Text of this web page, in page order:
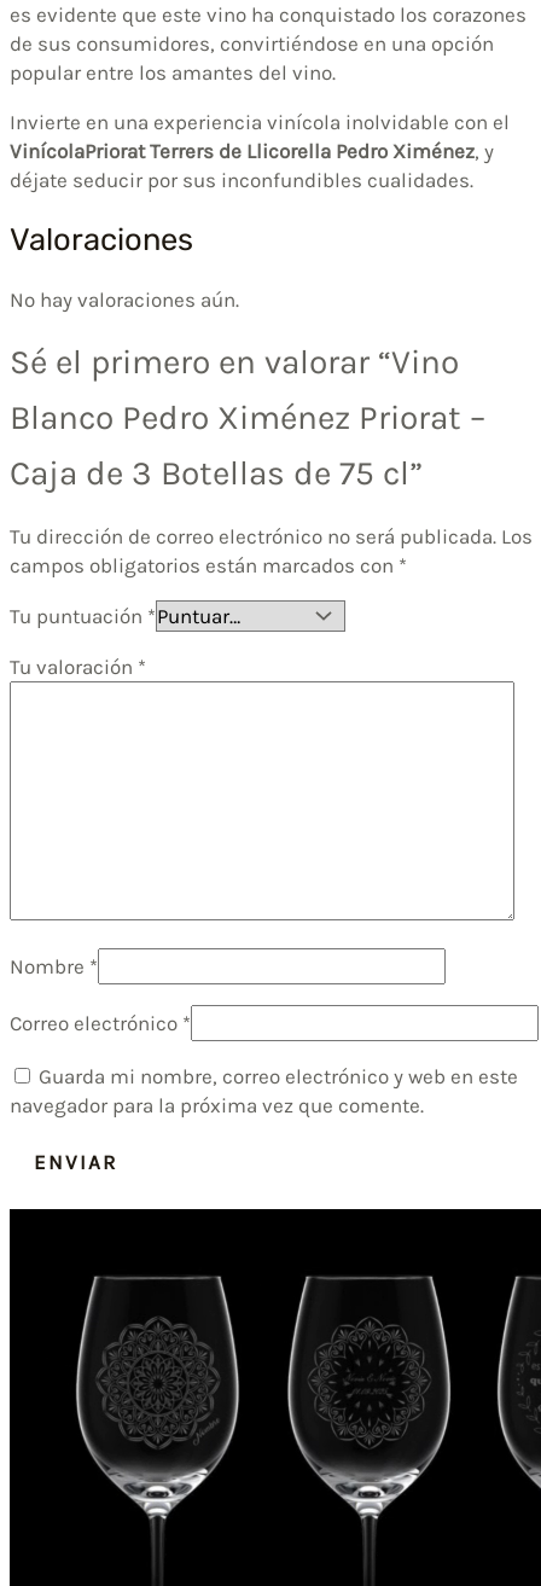
es evidente que este vino ha conquistado los corazones
de sus consumidores, convirtiéndose en una opción
popular entre los amantes del vino.
Invierte en una experiencia vinícola inolvidable con el
VinícolaPriorat Terrers de Llicorella Pedro Ximénez, y
déjate seducir por sus inconfundibles cualidades.
Valoraciones
No hay valoraciones aún.
Sé el primero en valorar “Vino
Blanco Pedro Ximénez Priorat –
Caja de 3 Botellas de 75 cl”
Tu dirección de correo electrónico no será publicada. Los
campos obligatorios están marcados con *
Tu puntuación *
Tu valoración *
Nombre *
Correo electrónico *
Guarda mi nombre, correo electrónico y web en este
navegador para la próxima vez que comente.